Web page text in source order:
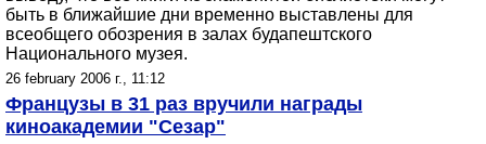
быть в ближайшие дни временно выставлены для
всеобщего обозрения в залах будапештского
Национального музея.
26 february 2006 г., 11:12
Французы в 31 раз вручили награды
киноакадемии "Сезар"